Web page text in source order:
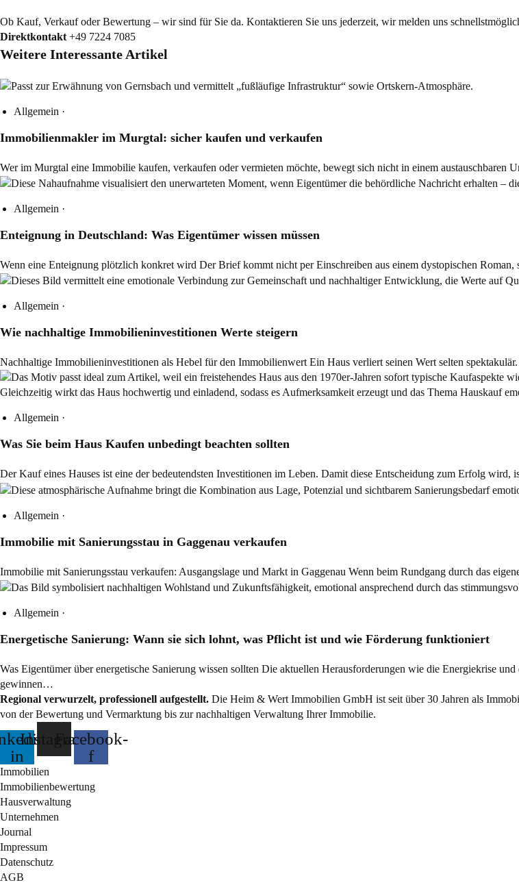
Ob Kauf, Verkauf oder Bewertung – wir sind für Sie da. Kontaktieren Sie uns jederzeit, wir melden uns
Direktkontakt +49 7224 7085
Weitere Interessante Artikel
Allgemein ·
Immobilienmakler im Murgtal: sicher kaufen und verkaufen
Wer im Murgtal eine Immobilie kaufen, verkaufen oder vermieten möchte, bewegt sich nicht in einem austauschbaren
Allgemein ·
Enteignung in Deutschland: Was Eigentümer wissen müssen
Wenn eine Enteignung plötzlich konkret wird Der Brief kommt nicht per Einschreiben aus einem dystopischen
Allgemein ·
Wie nachhaltige Immobilieninvestitionen Werte steigern
Nachhaltige Immobilieninvestitionen als Hebel für den Immobilienwert Ein Haus verliert seinen Wert selten
Allgemein ·
Was Sie beim Haus Kaufen unbedingt beachten sollten
Der Kauf eines Hauses ist eine der bedeutendsten Investitionen im Leben. Damit diese Entscheidung zum Erfolg
Allgemein ·
Immobilie mit Sanierungsstau in Gaggenau verkaufen
Immobilie mit Sanierungsstau verkaufen: Ausgangslage und Markt in Gaggenau Wenn beim Rundgang durch das
Allgemein ·
Energetische Sanierung: Wann sie sich lohnt, was Pflicht ist und wie Förderung funktioniert
Was Eigentümer über energetische Sanierung wissen sollten Die aktuellen Herausforderungen wie die Energiekrise
gewinnen…
Regional verwurzelt, professionell aufgestellt. Die Heim & Wert Immobilien GmbH ist seit über 30 Jahren als
von der Bewertung und Vermarktung bis zur nachhaltigen Verwaltung Ihrer Immobilie.
in
InstagramFacebook-
f
Immobilien
Immobilienbewertung
Hausverwaltung
Unternehmen
Journal
Impressum
Datenschutz
AGB